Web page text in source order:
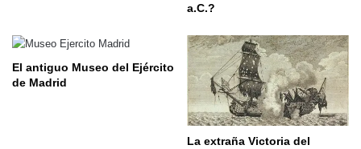
a.C.?
El antiguo Museo del Ejército
de Madrid
La extraña Victoria del